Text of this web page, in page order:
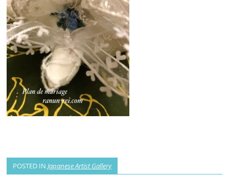
POSTED INJapanese Artist Gallery